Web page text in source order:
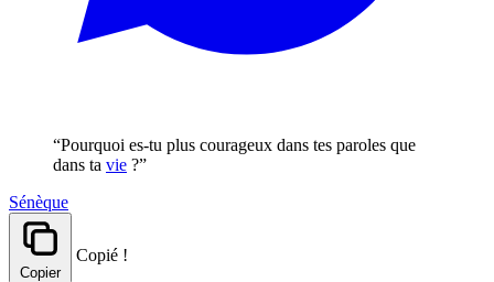
“Pourquoi es-tu plus courageux dans tes paroles que
dans ta vie ?”
Sénèque
Copier
Copié !